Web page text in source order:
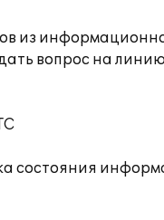
из
вопрос на
состояния